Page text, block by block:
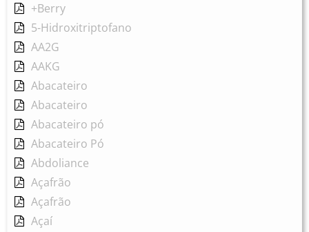
+Berry
5-Hidroxitriptofano
AA2G
AAKG
Abacateiro
Abacateiro
Abacateiro pó
Abacateiro Pó
Abdoliance
Açafrão
Açafrão
Açaí